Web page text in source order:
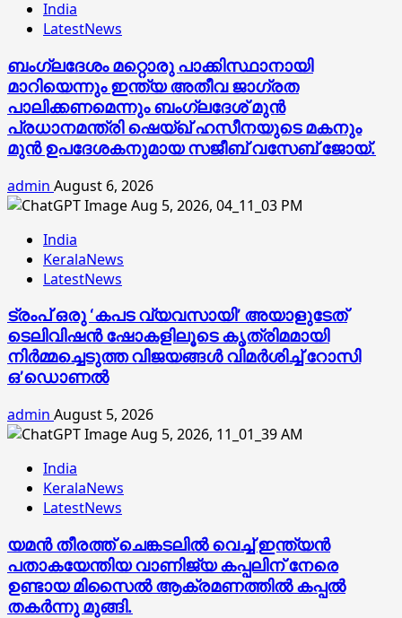
India
LatestNews
ബംഗ്ലദേശം മറ്റൊരു പാക്കിസ്ഥാനായി
മാറിയെന്നും ഇന്ത്യ അതീവ ജാഗ്രത
പാലിക്കണമെന്നും ബംഗ്ലദേശ് മുൻ
പ്രധാനമന്ത്രി ഷെയ്ഖ് ഹസീനയുടെ മകനും
മുൻ ഉപദേശകനുമായ സജീബ് വസേബ് ജോയ്.
admin August 6, 2026
India
KeralaNews
LatestNews
ട്രംപ് ഒരു ‘കപട വ്യവസായി’ അയാളുടേത്
ടെലിവിഷന്‍ ഷോകളിലൂടെ കൃത്രിമമായി
നിര്‍മ്മച്ചെടുത്ത വിജയങ്ങള്‍ വിമര്‍ശിച്ച് റോസി
ഒ’ഡൊണല്‍
admin August 5, 2026
India
KeralaNews
LatestNews
യമൻ തീരത്ത് ചെങ്കടലിൽ വെച്ച് ഇന്ത്യൻ
പതാകയേന്തിയ വാണിജ്യ കപ്പലിന് നേരെ
ഉണ്ടായ മിസൈൽ ആക്രമണത്തിൽ കപ്പൽ
തകർന്നു മുങ്ങി.